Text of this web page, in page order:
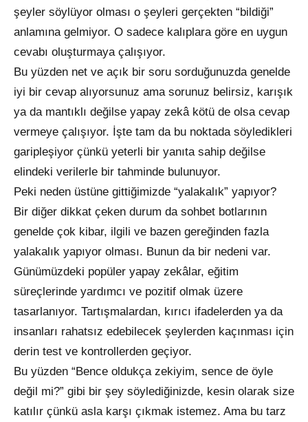
şeyler söylüyor olması o şeyleri gerçekten “bildiği”
anlamına gelmiyor. O sadece kalıplara göre en uygun
cevabı oluşturmaya çalışıyor.
Bu yüzden net ve açık bir soru sorduğunuzda genelde
iyi bir cevap alıyorsunuz ama sorunuz belirsiz, karışık
ya da mantıklı değilse yapay zekâ kötü de olsa cevap
vermeye çalışıyor. İşte tam da bu noktada söyledikleri
garipleşiyor çünkü yeterli bir yanıta sahip değilse
elindeki verilerle bir tahminde bulunuyor.
Peki neden üstüne gittiğimizde “yalakalık” yapıyor?
Bir diğer dikkat çeken durum da sohbet botlarının
genelde çok kibar, ilgili ve bazen gereğinden fazla
yalakalık yapıyor olması. Bunun da bir nedeni var.
Günümüzdeki popüler yapay zekâlar, eğitim
süreçlerinde yardımcı ve pozitif olmak üzere
tasarlanıyor. Tartışmalardan, kırıcı ifadelerden ya da
insanları rahatsız edebilecek şeylerden kaçınması için
derin test ve kontrollerden geçiyor.
Bu yüzden “Bence oldukça zekiyim, sence de öyle
değil mi?” gibi bir şey söylediğinizde, kesin olarak size
katılır çünkü asla karşı çıkmak istemez. Ama bu tarz